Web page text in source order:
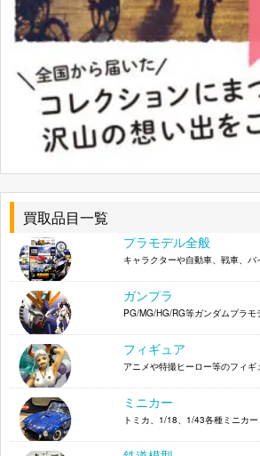
アキュレイトミニチュア 1/24 CORVETTE
レベル 1/25 ’70 CUSTOM VAN
レベル 1/25 Ford’s Limited Edition 2000 Harley-
Davidson F-150 Pickup F-150
モノグラム 1/24 KODAK Film Racing Stock Car
Comb
レベル 1/24 Thunderbird Legends Combo 2台
ト 85-6857
レベル 1/25 JPS Mustang 7196
AMT 1/16 Shelby Cobra 427 6422
レベル 1/24 Tony Foti’s L.A.P.D. Camaro 7423
レベル 1/25 ’57 Chevy Pro Sportsman
レベル 1/24 Richard Petty’s ‘70 Superbird
street/Racer 85-2360
レベル 1/24 Castrol Olds Funny Car
買取品目一覧
プラモデル全般
キャラクターや自動車、戦車、バ
ガンプラ
PG/MG/HG/RG等ガンダムプラモ
フィギュア
アニメや特撮ヒーロー等のフィギ
ミニカー
トミカ、1/18、1/43各種ミニカー